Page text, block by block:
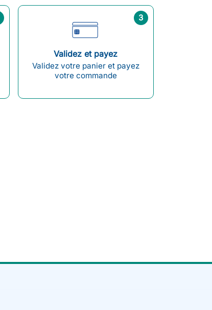
3
Validez et payez
Validez votre panier et payez
votre commande